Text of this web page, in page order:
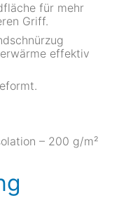
für mehr
Griff.
effektiv
– 200 g/m²